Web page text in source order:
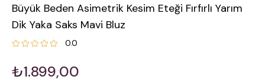
Büyük Beden Asimetrik Kesim Eteği Fırfırlı Yarım
Dik Yaka Saks Mavi Bluz
0.0
₺1.899,00